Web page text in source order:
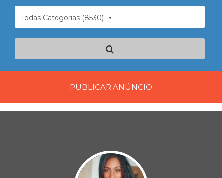
Todas Categorias (8530)
PUBLICAR ANÚNCIO